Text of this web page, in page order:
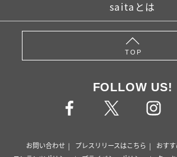
saitaとは
TOP
FOLLOW US!
お問い合わせ プレスリリースはこちら おす